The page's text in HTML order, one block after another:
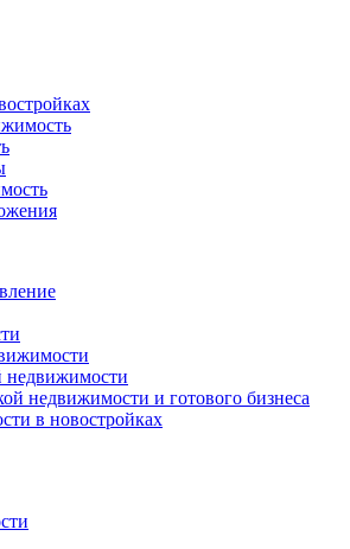
недвижимости
недвижимости и готового бизнеса
в новостройках